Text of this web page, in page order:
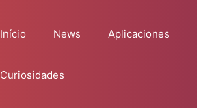
Início News Aplicaciones
Curiosidades